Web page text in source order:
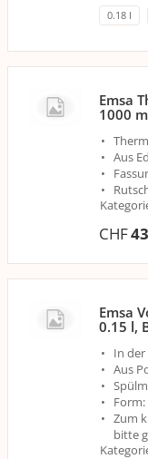
0.18 l
Emsa
1000
Aus
CHF
Emsa
0.15 l,
In der
Aus
Form:
Zum
bitte